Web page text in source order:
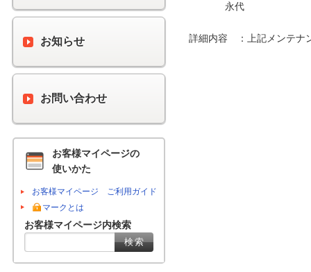
永代
お知らせ
お問い合わせ
お客様マイページの
使いかた
お客様マイページ ご利用ガイド
マークとは
お客様マイページ内検索